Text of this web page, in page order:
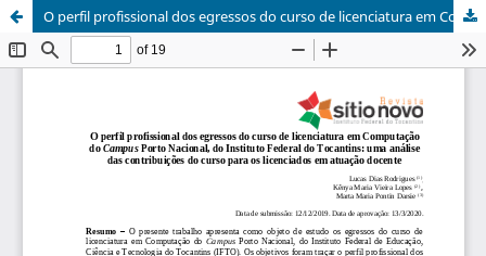
O perfil profissional dos egressos do curso de licenciatura em Computação do Campus Porto Nacional, do Instituto Federal do Tocantins: uma análise das contribuições do curso para os licenciados em atuação docente